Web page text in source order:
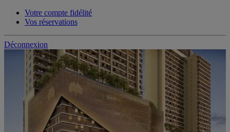
Votre compte fidélité
Vos réservations
Déconnexion